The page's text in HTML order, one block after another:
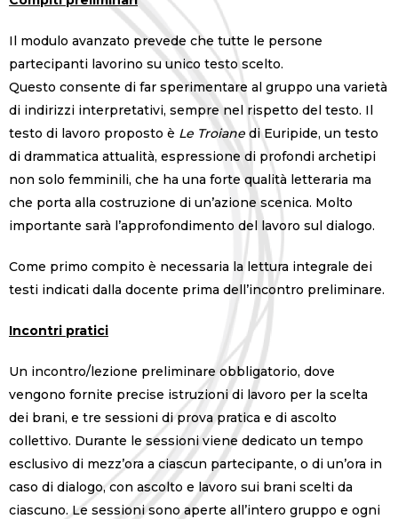
Il modulo avanzato prevede che tutte le persone
partecipanti lavorino su unico testo scelto.
Questo consente di far sperimentare al gruppo una varietà
di indirizzi interpretativi, sempre nel rispetto del testo. Il
testo di lavoro proposto è Le Troiane di Euripide, un testo
di drammatica attualità, espressione di profondi archetipi
non solo femminili, che ha una forte qualità letteraria ma
che porta alla costruzione di un’azione scenica. Molto
importante sarà l’approfondimento del lavoro sul dialogo.
Come primo compito è necessaria la lettura integrale dei
testi indicati dalla docente prima dell’incontro preliminare.
Incontri pratici
Un incontro/lezione preliminare obbligatorio, dove
vengono fornite precise istruzioni di lavoro per la scelta
dei brani, e tre sessioni di prova pratica e di ascolto
collettivo. Durante le sessioni viene dedicato un tempo
esclusivo di mezz’ora a ciascun partecipante, o di un’ora in
caso di dialogo, con ascolto e lavoro sui brani scelti da
ciascuno. Le sessioni sono aperte all’intero gruppo e ogni